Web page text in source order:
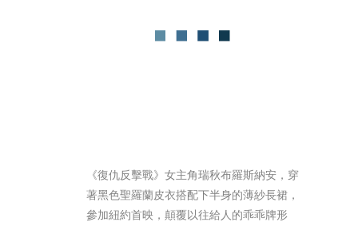
《復仇反擊戰》女主角瑞秋布羅斯納安，穿
著黑色聖羅蘭皮衣搭配下半身的薄紗長裙，
參加紐約首映，顛覆以往給人的乖乖牌形